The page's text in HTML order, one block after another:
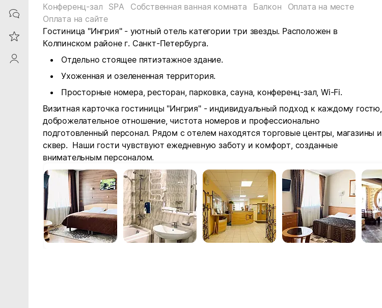
Contacts
Reviews
ProfileSaby
Конференц-зал
SPA Собственная ванная комната Балкон
Оплата на месте
Оплата на сайте
Гостиница "Ингрия" - уютный отель категории три звезды. Расположен в
Колпинском районе г. Санкт-Петербурга.
Отдельно стоящее пятиэтажное здание.
Ухоженная и озелененная территория.
Просторные номера, ресторан, парковка, сауна, конференц-зал, Wi-Fi.
Визитная карточка гостиницы "Ингрия" - индивидуальный подход к каждому гостю,
доброжелательное отношение, чистота номеров и профессионально
подготовленный персонал. Рядом с отелем находятся торговые центры, магазины и
сквер. Наши гости чувствуют ежедневную заботу и комфорт, созданные
внимательным персоналом.